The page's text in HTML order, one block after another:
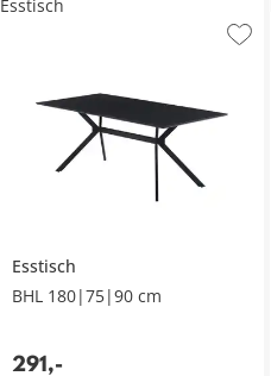
Esstisch
BHL 180|75|90 cm
291,-
Esstisch